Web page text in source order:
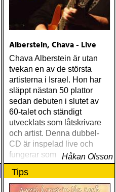
Alberstein, Chava - Live
Chava Alberstein är utan
tvekan en av de största
artisterna i Israel. Hon har
släppt nästan 50 plattor
sedan debuten i slutet av
60-talet och ständigt
utvecklats som låtskrivare
och artist. Denna dubbel-
CD är inspelad live och
fungerar som en utmärkt
introduktion till denna
världsartist.
Håkan Olsson
Tips